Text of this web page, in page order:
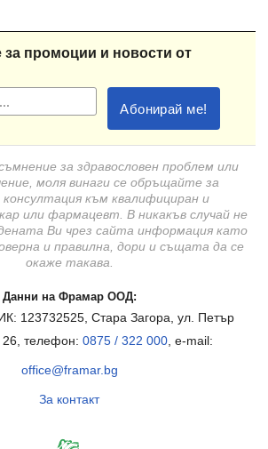
за промоции и новости от
за здравословен проблем или
моля винаги се обръщайте за
консултация към квалифициран и
или фармацевт. В никакъв случай не
Ви чрез сайта информация като
и правилна, дори и същата да се
окаже такава.
Данни на Фрамар ООД:
123732525, Стара Загора, ул. Петър
телефон: 0875 / 322 000, e-mail:
office@framar.bg
За контакт